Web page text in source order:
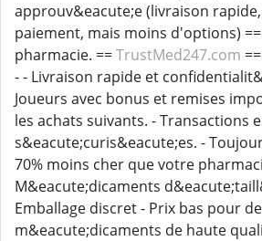
approuv&eacute;e (livraison
paiement, mais moins d'options)
pharmacie. ==TrustMed247.com
- - Livraison rapide et
Joueurs avec bonus et remises
les achats suivants. - Transactions
s&eacute;curis&eacute;es. -
70% moins cher que votre
M&eacute;dicaments
Emballage discret - Prix bas pour
m&eacute;dicaments de haute